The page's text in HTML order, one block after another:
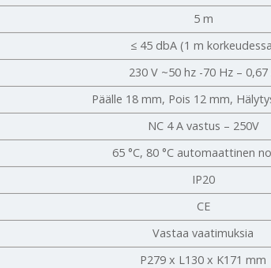
5 m
≤ 45 dbA (1 m
230 V ~50 hz -70 Hz – 0,67
Päälle 18 mm, Pois 12 mm,
NC 4 A vastus – 250V
65 °C, 80 °C automaattinen
IP20
CE
Vastaa vaatimuksia
P279 x L130 x K171 mm